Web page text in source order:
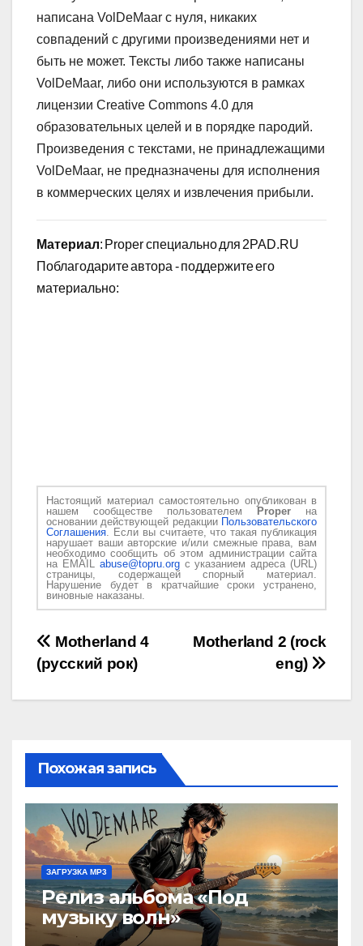
написана VolDeMaar с нуля, никаких
совпадений с другими произведениями нет и
быть не может. Тексты либо также написаны
VolDeMaar, либо они используются в рамках
лицензии Creative Commons 4.0 для
образовательных целей и в порядке пародий.
Произведения с текстами, не принадлежащими
VolDeMaar, не предназначены для исполнения
в коммерческих целях и извлечения прибыли.
Материал: Proper специально для 2PAD.RU
Поблагодарите автора - поддержите его
материально:
Настоящий материал самостоятельно опубликован в
нашем сообществе пользователем
Proper на
основании действующей редакции Пользовательского
Соглашения . Если вы считаете, что такая публикация
нарушает ваши авторские и/или смежные права, вам
необходимо сообщить об этом администрации сайта
на EMAIL abuse@topru.orgс указанием адреса (URL)
страницы, содержащей спорный материал.
Нарушение будет в кратчайшие сроки устранено,
виновные наказаны.
Навигация
по
Motherland 2 (rock
eng)
Motherland 4
(русский рок)
Похожая запись
ЗАГРУЗКА MP3
Релиз альбома «Под
музыку волн»